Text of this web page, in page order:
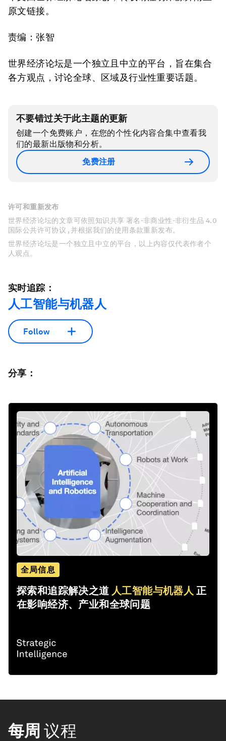
原文链接。
责编：张智
世界经济论坛是一个独立且中立的平台，旨在集合
各方观点，讨论全球、区域及行业性重要话题。
不要错过关于此主题的更新
创建一个免费账户，在您的个性化内容合集中查看我
们的最新出版物和分析。
免费注册
许可和重新发布
世界经济论坛的文章可依照知识共享 署名-非商业性-非衍生品 4.0
国际公共许可协议 , 并根据我们的使用条款重新发布。
世界经济论坛是一个独立且中立的平台，以上内容仅代表作者个
人观点。
实时追踪：
人工智能与机器人
Follow
分享：
全局信息
探索和追踪解决之道 人工智能与机器人 正
在影响经济、产业和全球问题
每周 议程